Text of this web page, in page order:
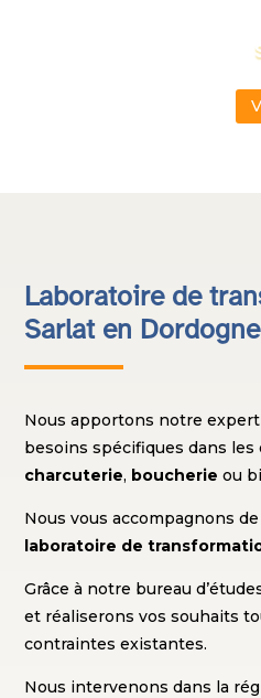
Laboratoire de
Sarlat en Dordogne
Nous apportons notre
besoins spécifiques dans les
charcuterie, boucherie ou
Nous vous accompagnons
laboratoire de
Grâce à notre bureau
et réaliserons vos souhaits
contraintes existantes.
Nous intervenons dans la